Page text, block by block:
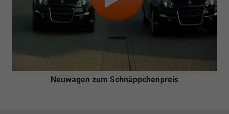
Neuwagen zum Schnäppchenpreis